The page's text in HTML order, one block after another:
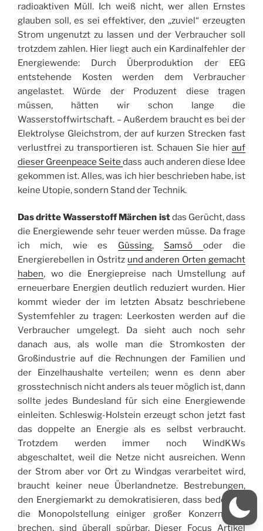
radioaktiven Müll. Ich weiß nicht, wer allen Ernstes
glauben soll, es sei effektiver, den „zuviel“ erzeugten
Strom ungenutzt zu lassen und der Verbraucher soll
trotzdem zahlen. Hier liegt auch ein Kardinalfehler der
Energiewende: Durch Überproduktion der EEG
entstehende Kosten werden dem Verbraucher
angelastet. Würde der Produzent diese tragen
müssen, hätten wir schon lange die
Wasserstoffwirtschaft. – Außerdem braucht es bei der
Elektrolyse Gleichstrom, der auf kurzen Strecken fast
verlustfrei zu transportieren ist. Schauen Sie hier auf
dieser Greenpeace Seitedass auch anderen diese Idee
gekommen ist. Alles, was ich hier beschrieben habe, ist
keine Utopie, sondern Stand der Technik.
Das dritte Wasserstoff Märchen istdas Gerücht, dass
die Energiewende sehr teuer werden müsse. Da frage
ich mich, wie es Güssing, Samsö oder die
Energierebellen in Ostritz und anderen Orten gemacht
haben, wo die Energiepreise nach Umstellung auf
erneuerbare Energien deutlich reduziert wurden. Hier
kommt wieder der im letzten Absatz beschriebene
Systemfehler zu tragen: Leerkosten werden auf die
Verbraucher umgelegt. Da sieht auch noch sehr
danach aus, als wolle man die Stromkosten der
Großindustrie auf die Rechnungen der Familien und
der Einzelhaushalte verteilen; wenn es denn aber
grosstechnisch nicht anders als teuer möglich ist, dann
sollte jedes Bundesland für sich eine Energiewende
einleiten. Schleswig-Holstein erzeugt schon jetzt fast
das doppelte an Energie als es selbst verbraucht.
Trotzdem werden immer noch WindKWs
abgeschaltet, weil die Netze nicht ausreichen. Wenn
der Strom aber vor Ort zu Windgas verarbeitet wird,
braucht keiner neue Überlandnetze. Bestrebungen,
den Energiemarkt zu demokratisieren, dass bedeutet,
die Monopolstellung einiger großer Konzerne zu
brechen, sind überall spürbar. Dieser Focus Artikel